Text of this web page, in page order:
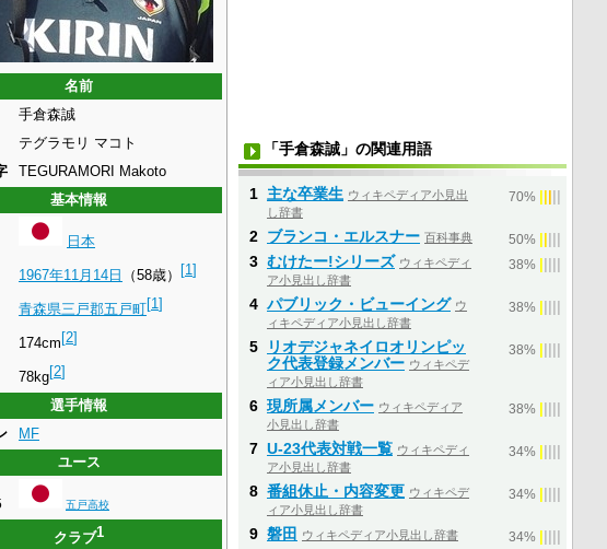
名前
手倉森誠
テグラモリ マコト
TEGURAMORI Makoto
基本情報
日本
1967年11月14日 （58歳） [1]
青森県三戸郡五戸町[1]
174cm[2]
78kg[2]
選手情報
MF
ユース
五戸高校
クラブ1
「手倉森誠」の関連用語
1 主な卒業生 ウィキペディア小見出
し辞書
70%
2 ブランコ・エルスナー 百科事典 50%
3 むけたー!シリーズ ウィキペディ
ア小見出し辞書
38%
4 パブリック・ビューイング ウ
ィキペディア小見出し辞書
38%
5
リオデジャネイロオリンピッ
ク代表登録メンバー ウィキペデ
ィア小見出し辞書
38%
6 現所属メンバー ウィキペディア
小見出し辞書
38%
7 U-23代表対戦一覧 ウィキペディ
ア小見出し辞書
34%
8 番組休止・内容変更 ウィキペデ
ィア小見出し辞書
34%
9 磐田 ウィキペディア小見出し辞書 34%